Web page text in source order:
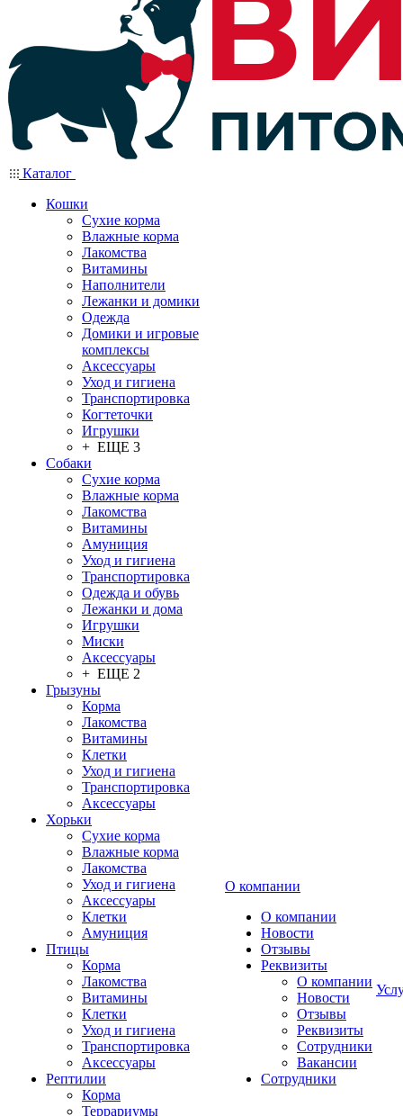
Каталог
Кошки
Сухие корма
Влажные корма
Лакомства
Витамины
Наполнители
Лежанки и домики
Одежда
Домики и игровые
комплексы
Аксессуары
Уход и гигиена
Транспортировка
Когтеточки
Игрушки
+ ЕЩЕ 3
Собаки
Сухие корма
Влажные корма
Лакомства
Витамины
Амуниция
Уход и гигиена
Транспортировка
Одежда и обувь
Лежанки и дома
Игрушки
Миски
Аксессуары
+ ЕЩЕ 2
Грызуны
Корма
Лакомства
Витамины
Клетки
Уход и гигиена
Транспортировка
Аксессуары
Хорьки
Сухие корма
Влажные корма
Лакомства
Уход и гигиена
Аксессуары
Клетки
Амуниция
Птицы
Корма
Лакомства
Витамины
Клетки
Уход и гигиена
Транспортировка
Аксессуары
Рептилии
Корма
Террариумы
О компании
О компании
Новости
Отзывы
Реквизиты
О компании
Новости
Отзывы
Реквизиты
Сотрудники
Вакансии
Сотрудники